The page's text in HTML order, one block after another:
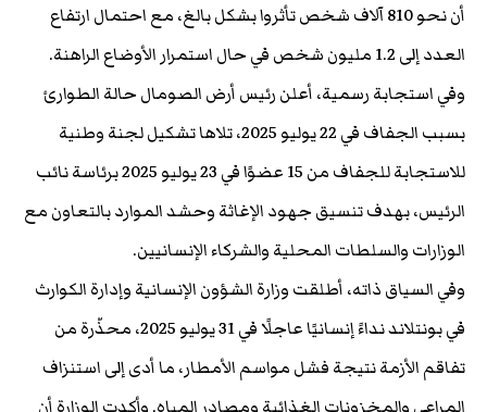
أن نحو 810 آلاف شخص تأثروا بشكل بالغ، مع احتمال ارتفاع
العدد إلى 1.2 مليون شخص في حال استمرار الأوضاع الراهنة.
وفي استجابة رسمية، أعلن رئيس أرض الصومال حالة الطوارئ
بسبب الجفاف في 22 يوليو 2025، تلاها تشكيل لجنة وطنية
للاستجابة للجفاف من 15 عضوًا في 23 يوليو 2025 برئاسة نائب
الرئيس، بهدف تنسيق جهود الإغاثة وحشد الموارد بالتعاون مع
الوزارات والسلطات المحلية والشركاء الإنسانيين.
وفي السياق ذاته، أطلقت وزارة الشؤون الإنسانية وإدارة الكوارث
في بونتلاند نداءً إنسانيًا عاجلًا في 31 يوليو 2025، محذّرة من
تفاقم الأزمة نتيجة فشل مواسم الأمطار، ما أدى إلى استنزاف
المراعي والمخزونات الغذائية ومصادر المياه. وأكدت الوزارة أن